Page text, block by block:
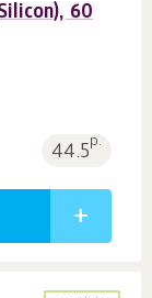
60
44.5p.